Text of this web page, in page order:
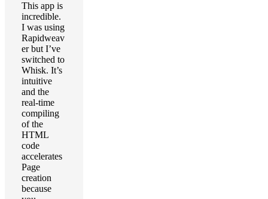
This app is
incredible.
I was using
Rapidweav
er but I’ve
switched to
Whisk. It’s
intuitive
and the
real-time
compiling
of the
HTML
code
accelerates
Page
creation
because